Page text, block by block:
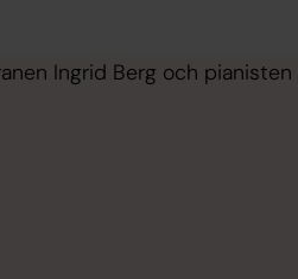
Ingrid Berg och